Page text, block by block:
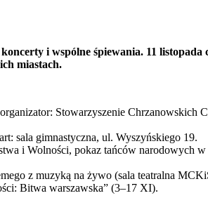
i wspólne śpiewania. 11
miastach.
Stowarzyszenie Chrzanowskich
sala gimnastyczna, ul. Wyszyńskiego 19.
i Wolności, pokaz tańców narodowych
z muzyką na żywo (sala teatralna
Bitwa warszawska” (3–17 XI).